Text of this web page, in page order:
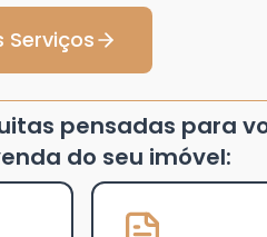
Serviços
pensadas para
do seu imóvel: